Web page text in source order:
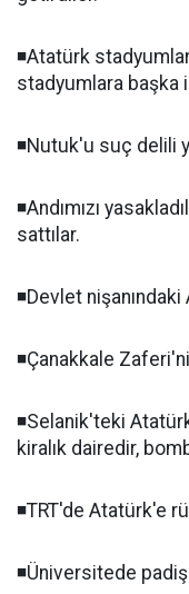
◾️Atatürk
stadyumlara başka
◾️Nutuk'u suç delili
◾️Andımızı
sattılar.
◾️Devlet
◾️Çanakkale
◾️Selanik'teki
kiralık dairedir,
◾️TRT'de Atatürk'e
◾️Üniversitede